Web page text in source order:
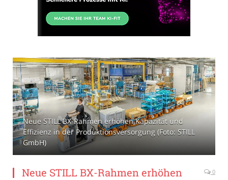
Neue STILL BX-Rahmen erhöhen Kapazität und
Effizienz in der Produktionsversorgung (Foto: STILL
GmbH)
Neue STILL BX-Rahmen erhöhen
0